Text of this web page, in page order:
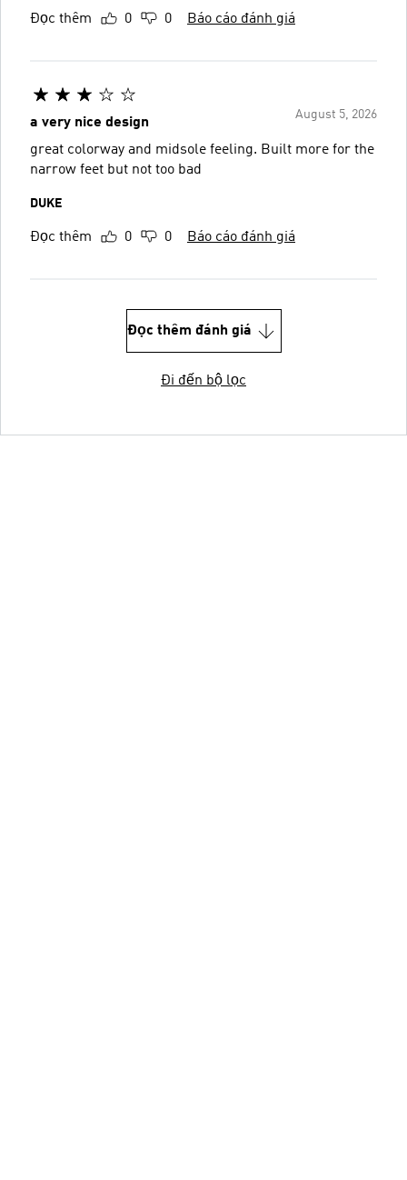
Đọc thêm 0 0 Báo cáo đánh giá
August 5, 2026
a very nice design
great colorway and midsole feeling. Built more for the
narrow feet but not too bad
DUKE
Đọc thêm 0 0 Báo cáo đánh giá
Đọc thêm đánh giá
Đi đến bộ lọc